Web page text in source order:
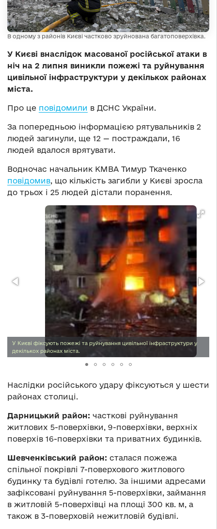
В одному з районів Києві частково зруйнована багатоповерхівка.
У Києві внаслідок масованої російської атаки в
ніч на 2 липня виникли пожежі та руйнування
цивільної інфраструктури у декількох районах
міста.
Про це повідомили в ДСНС України.
За попередньою інформацією рятувальників 2
людей загинули, ще 12 — постраждали, 16
людей вдалося врятувати.
Водночас начальник КМВА Тимур Ткаченко
повідомив, що кількість загибли у Києві зросла
до трьох і 25 людей дістали поранення.
У Києві фіксують пожежі та руйнування цивільної інфраструктури у
декількох районах міста.
Наслідки російського удару фіксуються у шести
районах столиці.
Дарницький район: часткові руйнування
житлових 5-поверхівки, 9-поверхівки, верхніх
поверхів 16-поверхівки та приватних будинків.
Шевченківський район: сталася пожежа
спільної покрівлі 7-поверхового житлового
будинку та будівлі готелю. За іншими адресами
зафіксовані руйнування 5-поверхівки, займання
в житловій 5-поверхівці на площі 300 кв. м, а
також в 3-поверховій нежитловій будівлі.